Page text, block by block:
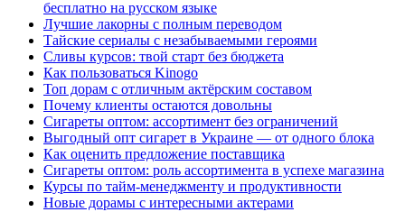
бесплатно на русском языке
Лучшие лакорны с полным переводом
Тайские сериалы с незабываемыми героями
Сливы курсов: твой старт без бюджета
Как пользоваться Kinogo
Топ дорам с отличным актёрским составом
Почему клиенты остаются довольны
Сигареты оптом: ассортимент без ограничений
Выгодный опт сигарет в Украине — от одного блока
Как оценить предложение поставщика
Сигареты оптом: роль ассортимента в успехе магазина
Курсы по тайм-менеджменту и продуктивности
Новые дорамы с интересными актерами